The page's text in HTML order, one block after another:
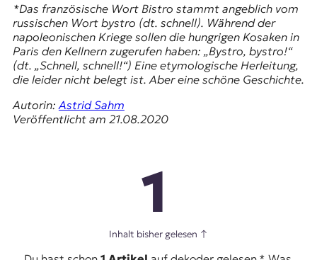
*Das französische Wort Bistro stammt angeblich vom
russischen Wort bystro (dt. schnell). Während der
napoleonischen Kriege sollen die hungrigen Kosaken in
Paris den Kellnern zugerufen haben: „Bystro, bystro!“
(dt. „Schnell, schnell!“) Eine etymologische Herleitung,
die leider nicht belegt ist. Aber eine schöne Geschichte.
Autorin: Astrid Sahm
Veröffentlicht am 21.08.2020
1
Inhalt bisher gelesen ↑